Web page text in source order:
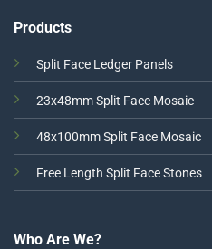
Products
Split Face Ledger Panels
23x48mm Split Face Mosaic
48x100mm Split Face Mosaic
Free Length Split Face Stones
Who Are We?